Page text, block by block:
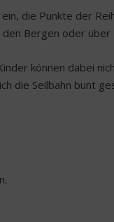
die Punkte der
Bergen oder über
können dabei
die Seilbahn bunt